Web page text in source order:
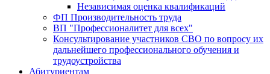
Независимая оценка квалификаций
ФП Производительность труда
ВП "Профессионалитет для всех"
Консультирование участников СВО по вопросу их
дальнейшего профессионального обучения и
трудоустройства
Абитуриентам